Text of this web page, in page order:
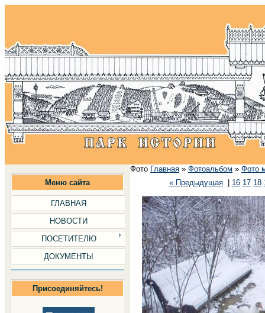
Меню сайта
ГЛАВНАЯ
НОВОСТИ
ПОСЕТИТЕЛЮ
ДОКУМЕНТЫ
Присоединяйтесь!
Фото Главная »Фотоальбом »Фото
« Предыдущая| 16 17 18